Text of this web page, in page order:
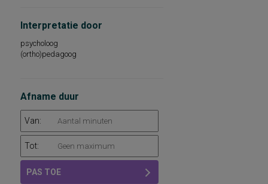
Interpretatie door
psycholoog
(ortho)pedagoog
Afname duur
Van:
Tot:
PAS TOE